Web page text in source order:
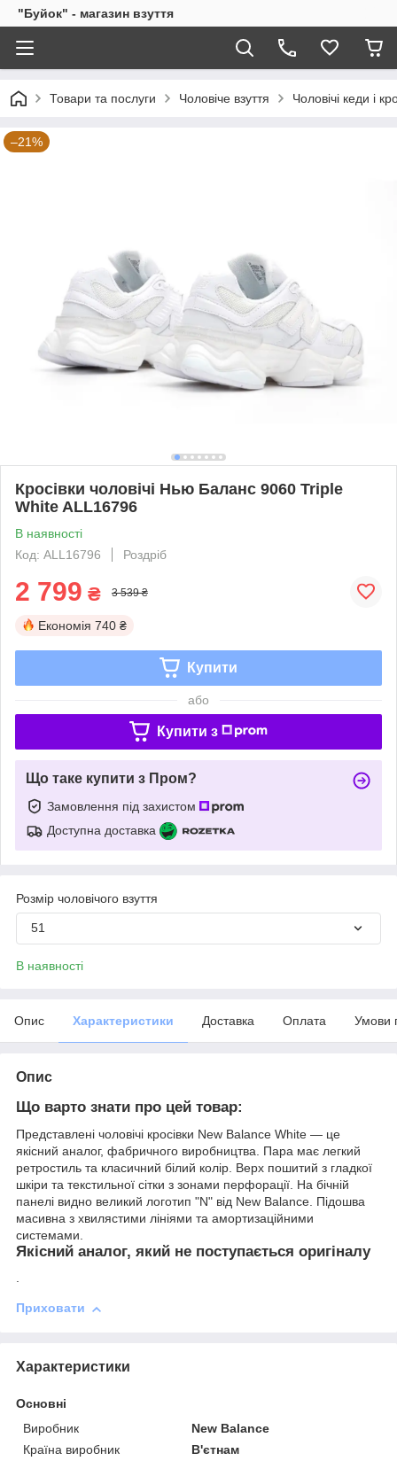
"Буйок" - магазин взуття
Товари та послуги Чоловіче взуття Чоловічі кеди і
–21%
Кросівки чоловічі Нью Баланс 9060 Triple
White ALL16796
В наявності
Код: ALL16796
Роздріб
2 799 ₴ 3 539 ₴
Економія 740 ₴
Купити
або
Купити з
Що таке купити з Пром?
Замовлення під захистом
Доступна доставка
Розмір чоловічого взуття
51
В наявності
Опис Характеристики Доставка Оплата Умови
Опис
Що варто знати про цей товар:
Представлені чоловічі кросівки New Balance White — це
якісний аналог, фабричного виробництва. Пара має легкий
ретростиль та класичний білий колір. Верх пошитий з гладкої
шкіри та текстильної сітки з зонами перфорації. На бічній
панелі видно великий логотип "N" від New Balance. Підошва
масивна з хвилястими лініями та амортизаційними
системами.
Якісний аналог, який не поступається оригіналу
.
Приховати
Характеристики
Основні
Виробник
New Balance
Країна виробник
В'єтнам